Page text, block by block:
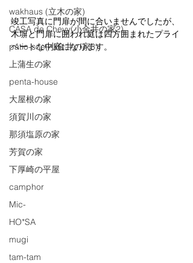
wakhaus (立木の家)
CASA de Chevy(小金井の家2)
patio-soe(小金井の家3)
上蒲生の家
penta-house
大屋根の家
須賀川の家
那須塩原の家
芳賀の家
下厚崎の平屋
camphor
Mic-
HO*SA
mugi
tam-tam
竣工写真に門扉が間に合いませんでしたが、
木塀と門扉に囲われ庭は四方囲まれたプライ
ベートな中庭になります。